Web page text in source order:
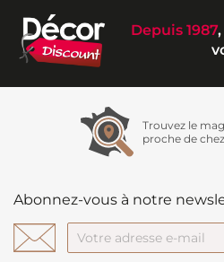
Depuis 1987
Trouvez le
proche de
Abonnez-vous à notre